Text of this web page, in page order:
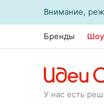
Внимание,
Бренды
У нас есть